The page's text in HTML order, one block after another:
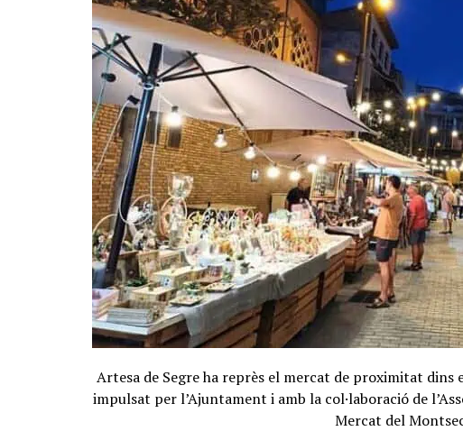
Artesa de Segre ha reprès el mercat de proximitat
impulsat per l’Ajuntament i amb la col·laboració de
Mercat del